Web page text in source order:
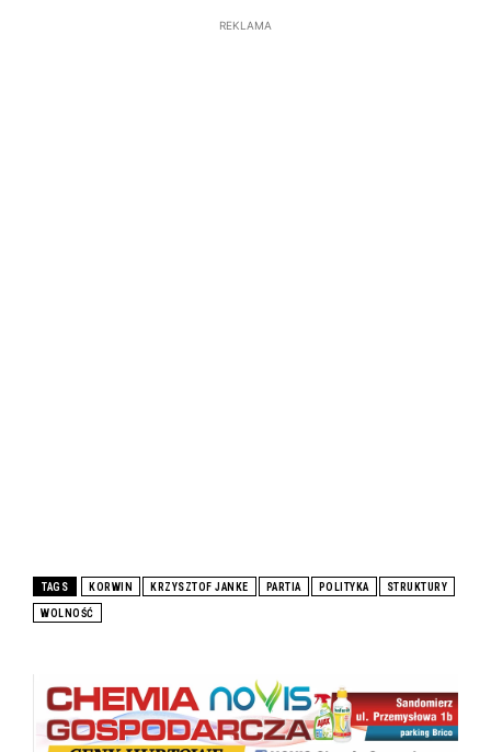
REKLAMA
TAGS KORWIN KRZYSZTOF JANKE PARTIA POLITYKA STRUKTURY
WOLNOŚĆ